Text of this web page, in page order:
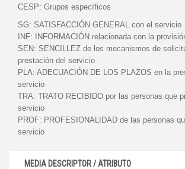
CESP: Grupos específicos
SG: SATISFACCIÓN GENERAL con el servicio
INF:
INFORMACIÓN relacionada con la
SEN: SENCILLEZ de los mecanismos de
prestación del servicio
PLA: ADECUACIÓN DE LOS PLAZOS en la
servicio
TRA: TRATO RECIBIDO por las personas que
servicio
PROF: PROFESIONALIDAD de las personas
servicio
MEDIA DESCRIPTOR / ATRIBUTO